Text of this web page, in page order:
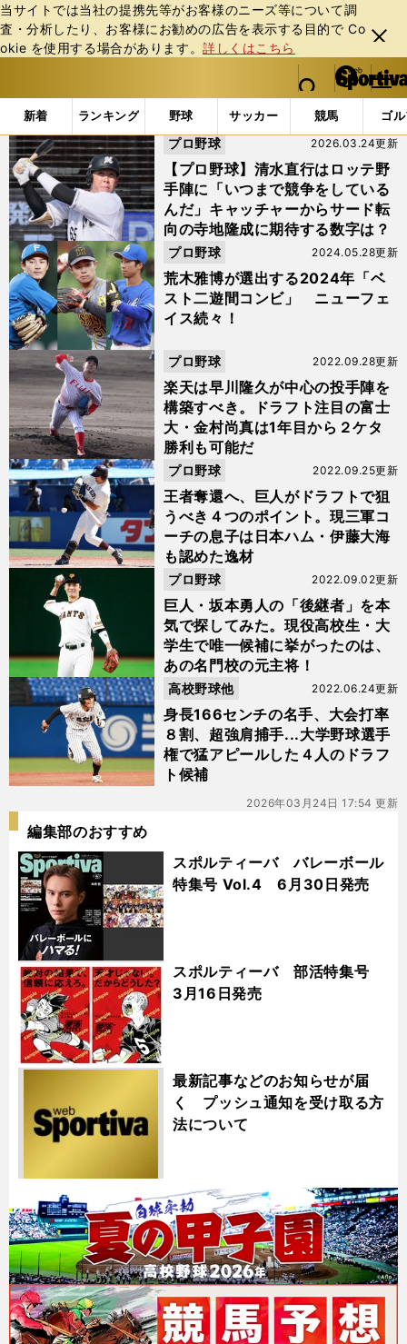
当サイトでは当社の提携先等がお客様のニーズ等について調
査・分析したり、お客様にお勧めの広告を表⽰する⽬的で Co
okie を使⽤する場合があります。詳しくはこちら
閉じ
る
web Sportiva (webスポルティーバ)
検索
マイペ
ー
ジ
メニュ
新着 ランキング 野球 サッカー 競馬 ゴ
b
ス
ポ
ル
テ
ィ
ー
バ
「#友杉篤輝」の最新ニュース・ 情報
【プロ野球】清水直行はロッテ野
手陣に「いつまで競争をしている
んだ」キャッチャーからサード転
向の寺地隆成に期待する数字は？
2026.03.24更新
プロ野球
荒木雅博が選出する2024年「ベ
スト二遊間コンビ」 ニューフェ
イス続々！
2024.05.28更新
プロ野球
楽天は早川隆久が中心の投手陣を
構築すべき。ドラフト注目の富士
大・金村尚真は1年目から２ケタ
勝利も可能だ
2022.09.28更新
プロ野球
王者奪還へ、巨人がドラフトで狙
うべき４つのポイント。現三軍コ
ーチの息子は日本ハム・伊藤大海
も認めた逸材
2022.09.25更新
プロ野球
巨人・坂本勇人の「後継者」を本
気で探してみた。現役高校生・大
学生で唯一候補に挙がったのは、
あの名門校の元主将！
2022.09.02更新
プロ野球
身長166センチの名手、大会打率
８割、超強肩捕手...大学野球選手
権で猛アピールした４人のドラフ
ト候補
2022.06.24更新
高校野球他
2026年03月24日 17:54 更新
編集部のおすすめ
スポルティーバ バレーボール
特集号 Vol.4 6月30日発売
スポルティーバ 部活特集号
3月16日発売
最新記事などのお知らせが届
く プッシュ通知を受け取る方
法について